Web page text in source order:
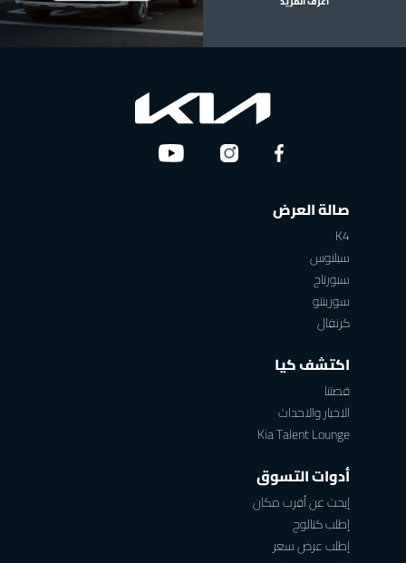
صالة العرض
K4
سيلتوس
سبورتاج
سورينتو
كرنفال
اكتشف كيا
قصتنا
الاخبار والاحداث
Kia Talent Lounge
أدوات التسوق
إبحث عن أقرب مكان
إطلب كتالوج
إطلب عرض سعر